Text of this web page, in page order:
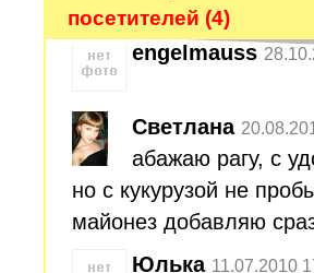
посетителей (4)
engelmauss
Светлана
абажаю рагу, с
но с кукурузой не
майонез добавляю
Юлька 11.07.2010